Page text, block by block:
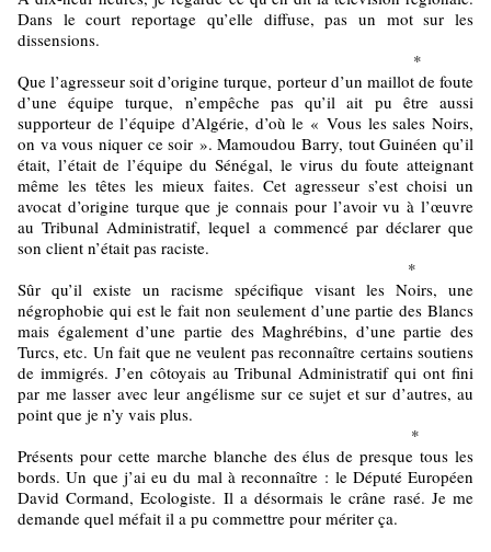
Dans le court reportage qu’elle diffuse, pas un mot sur les
dissensions.
*
Que l’agresseur soit d’origine turque, porteur d’un maillot de foute
d’une équipe turque, n’empêche pas qu’il ait pu être aussi
supporteur de l’équipe d’Algérie, d’où le « Vous les sales Noirs,
on va vous niquer ce soir ». Mamoudou Barry, tout Guinéen qu’il
était, l’était de l’équipe du Sénégal, le virus du foute atteignant
même les têtes les mieux faites. Cet agresseur s’est choisi un
avocat d’origine turque que je connais pour l’avoir vu à l’œuvre
au Tribunal Administratif, lequel a commencé par déclarer que
son client n’était pas raciste.
*
Sûr qu’il existe un racisme spécifique visant les Noirs, une
négrophobie qui est le fait non seulement d’une partie des Blancs
mais également d’une partie des Maghrébins, d’une partie des
Turcs, etc. Un fait que ne veulent pas reconnaître certains soutiens
de immigrés. J’en côtoyais au Tribunal Administratif qui ont fini
par me lasser avec leur angélisme sur ce sujet et sur d’autres, au
point que je n’y vais plus.
*
Présents pour cette marche blanche des élus de presque tous les
bords. Un que j’ai eu du mal à reconnaître : le Député Européen
David Cormand, Ecologiste. Il a désormais le crâne rasé. Je me
demande quel méfait il a pu commettre pour mériter ça.